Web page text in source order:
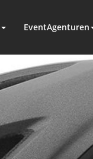
EventAgenturen